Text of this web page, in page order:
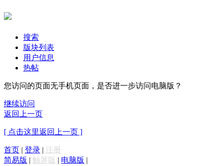
搜索
版块列表
用户信息
热帖
您访问的页面无手机页面，是否进一步访问电脑版？
继续访问
返回上一页
[ 点击这里返回上一页 ]
首页 | 登录 | 注册
简易版 | 触屏版 | 电脑版 |